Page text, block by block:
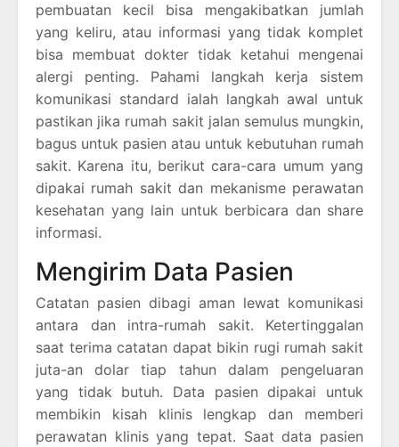
pembuatan kecil bisa mengakibatkan jumlah
yang keliru, atau informasi yang tidak komplet
bisa membuat dokter tidak ketahui mengenai
alergi penting. Pahami langkah kerja sistem
komunikasi standard ialah langkah awal untuk
pastikan jika rumah sakit jalan semulus mungkin,
bagus untuk pasien atau untuk kebutuhan rumah
sakit. Karena itu, berikut cara-cara umum yang
dipakai rumah sakit dan mekanisme perawatan
kesehatan yang lain untuk berbicara dan share
informasi.
Mengirim Data Pasien
Catatan pasien dibagi aman lewat komunikasi
antara dan intra-rumah sakit. Ketertinggalan
saat terima catatan dapat bikin rugi rumah sakit
juta-an dolar tiap tahun dalam pengeluaran
yang tidak butuh. Data pasien dipakai untuk
membikin kisah klinis lengkap dan memberi
perawatan klinis yang tepat. Saat data pasien